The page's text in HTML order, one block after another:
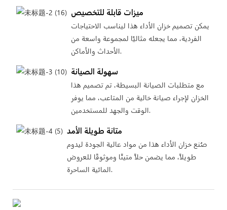
ميزات قابلة للتخصيص
يمكن تصميم خزان الأداء هذا ليناسب الاحتياجات
الفردية، مما يجعله مثاليًا لمجموعة واسعة من
الأحداث والأماكن.
سهولة الصيانة
مع متطلبات الصيانة البسيطة، تم تصميم هذا
الخزان لإجراء صيانة خالية من المتاعب، مما يوفر
الوقت والجهد للمستخدمين.
متانة طويلة الأمد
صُنع خزان الأداء هذا من مواد عالية الجودة ليدوم
طويلاً، مما يضمن حلاً متينًا وموثوقًا للعروض
المائية الساحرة.